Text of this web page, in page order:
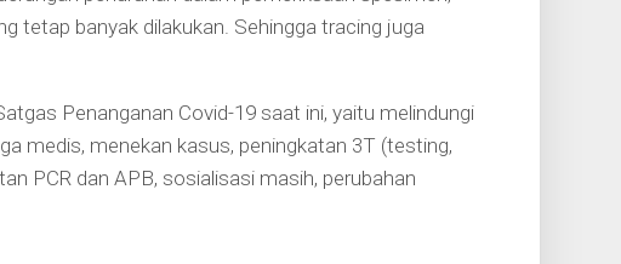
tetap banyak dilakukan. Sehingga tracing juga
Penanganan Covid-19 saat ini, yaitu melindungi
medis, menekan kasus, peningkatan 3T (testing,
PCR dan APB, sosialisasi masih, perubahan